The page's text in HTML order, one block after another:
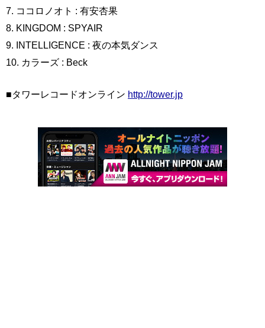
7. ココロノオト : 有安杏果
8. KINGDOM : SPYAIR
9. INTELLIGENCE : 夜の本気ダンス
10. カラーズ : Beck
■タワーレコードオンライン http://tower.jp